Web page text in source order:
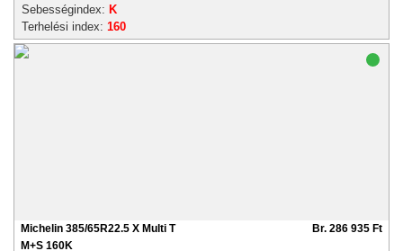
Sebességindex: K
Terhelési index: 160
Michelin 385/65R22.5 X Multi T
M+S 160K
Br. 286 935 Ft